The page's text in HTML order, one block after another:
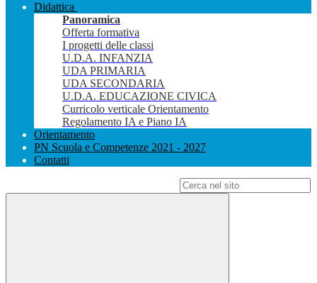
Didattica
Panoramica
Offerta formativa
I progetti delle classi
U.D.A. INFANZIA
UDA PRIMARIA
UDA SECONDARIA
U.D.A. EDUCAZIONE CIVICA
Curricolo verticale Orientamento
Regolamento IA e Piano IA
Orientamento
PN Scuola e Competenze 2021 - 2027
Contatti